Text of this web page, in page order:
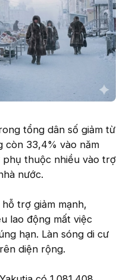
tổng dân số giảm từ
còn 33,4% vào năm
phụ thuộc nhiều vào trợ
nước.
trợ giảm mạnh,
lao động mất việc
hạn. Làn sóng di cư
diện rộng.